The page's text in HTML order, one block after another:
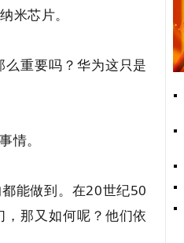
米芯片。
重要吗？华为这只是
情。
能做到。在20世纪50
那又如何呢？他们依